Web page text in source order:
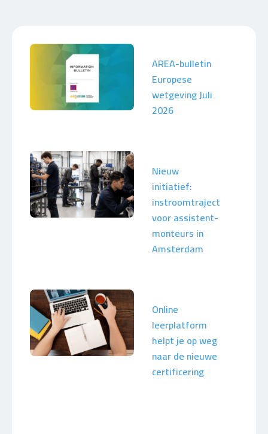
AREA-bulletin
Europese
wetgeving Juli
2026
Nieuw
initiatief:
instroomtraject
voor assistent-
monteurs in
Amsterdam
Online
leerplatform
helpt je op weg
naar de nieuwe
certificering